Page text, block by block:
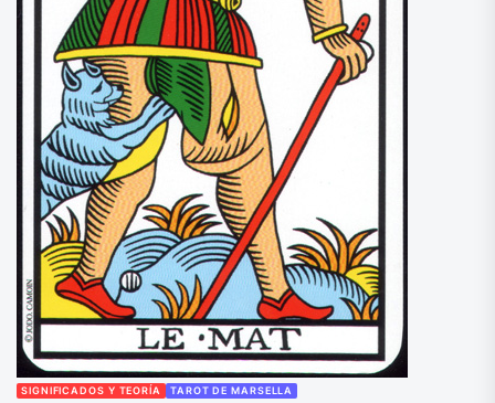
SIGNIFICADOS Y TEORÍA TAROT DE MARSELLA